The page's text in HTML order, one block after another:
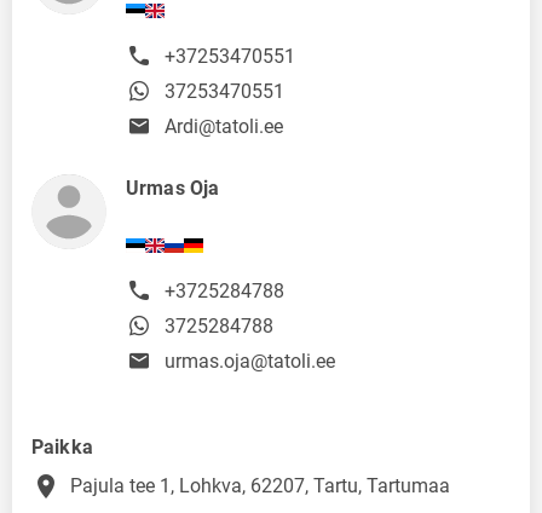
+37253470551
37253470551
Ardi@tatoli.ee
Urmas Oja
+3725284788
3725284788
urmas.oja@tatoli.ee
Paikka
place Pajula tee 1, Lohkva, 62207, Tartu, Tartumaa